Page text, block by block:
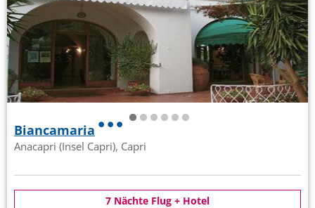
Biancamaria
Anacapri (Insel Capri), Capri
7 Nächte Flug + Hotel